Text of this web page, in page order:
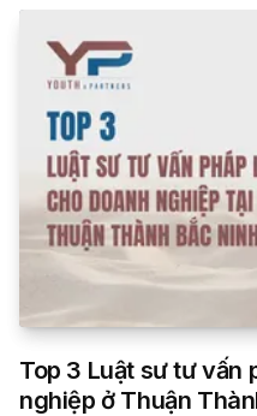
Top 3 Luật sư tư vấn
nghiệp ở Thuận